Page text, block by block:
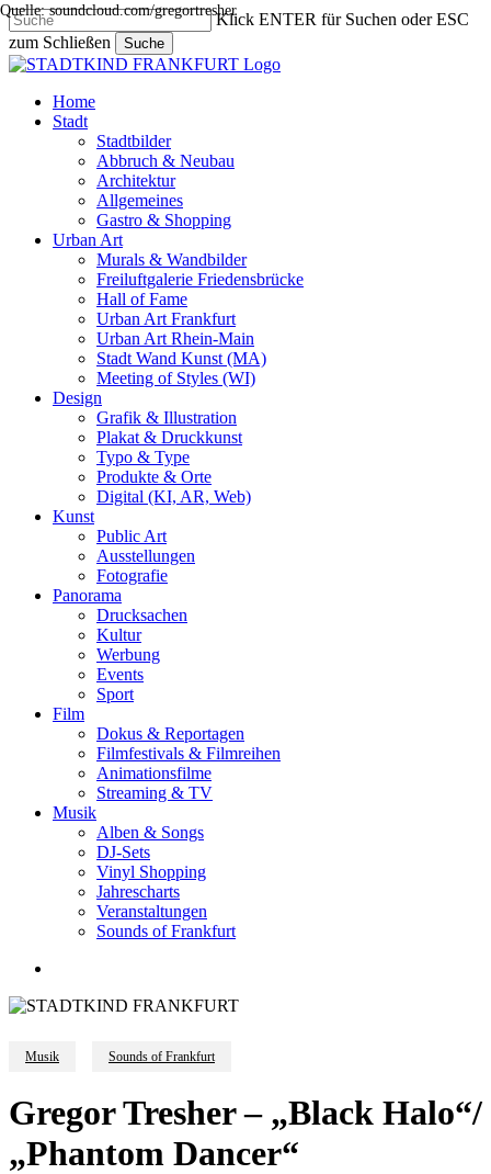
Skip
to
main
content
Klick ENTER für Suchen oder ESC
zum Schließen
Suche
Close
search
Menu
Home
Stadt
Stadtbilder
Abbruch & Neubau
Architektur
Allgemeines
Gastro & Shopping
Urban Art
Murals & Wandbilder
Freiluftgalerie Friedensbrücke
Hall of Fame
Urban Art Frankfurt
Urban Art Rhein-Main
Stadt Wand Kunst (MA)
Meeting of Styles (WI)
Design
Grafik & Illustration
Plakat & Druckkunst
Typo & Type
Produkte & Orte
Digital (KI, AR, Web)
Kunst
Public Art
Ausstellungen
Fotografie
Panorama
Drucksachen
Kultur
Werbung
Events
Sport
Film
Dokus & Reportagen
Filmfestivals & Filmreihen
Animationsfilme
Streaming & TV
Musik
Alben & Songs
DJ-Sets
Vinyl Shopping
Jahrescharts
Veranstaltungen
Sounds of Frankfurt
Musik Sounds of Frankfurt
Gregor Tresher – „Black Halo“/
„Phantom Dancer“
Quelle: soundcloud.com/gregortresher